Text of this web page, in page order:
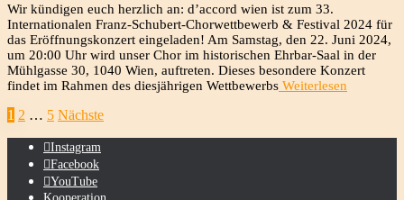
Wir kündigen euch herzlich an: d’accord wien ist zum 33.
Internationalen Franz-Schubert-Chorwettbewerb & Festival 2024 für
das Eröffnungskonzert eingeladen! Am Samstag, den 22. Juni 2024,
um 20:00 Uhr wird unser Chor im historischen Ehrbar-Saal in der
Mühlgasse 30, 1040 Wien, auftreten. Dieses besondere Konzert
findet im Rahmen des diesjährigen Wettbewerbs Weiterlesen
Seitennummerierung
der
Beiträge
1 2 … 5 Nächste
Instagram
Facebook
YouTube